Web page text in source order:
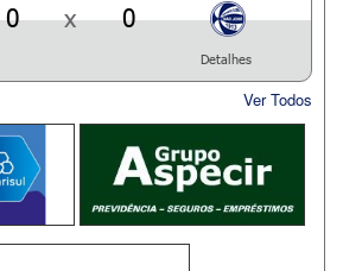
0 x 0
Detalhes
Ver Todos